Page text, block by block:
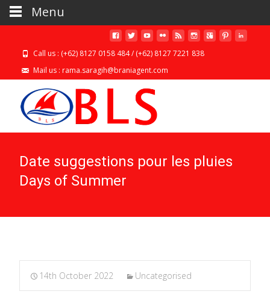
Call us : (+62) 8127 0158 484 / (+62) 8127 7221 838
Mail us : rama.saragih@braniagent.com
Date suggestions pour les pluies
Days of Summer
14th October 2022 Uncategorised
Menu